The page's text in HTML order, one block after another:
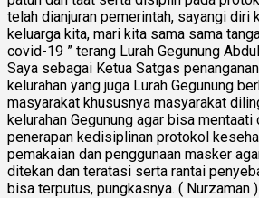
telah dianjuran pemerintah, sayangi diri
keluarga kita, mari kita sama sama
covid-19 ” terang Lurah Gegunung
Saya sebagai Ketua Satgas
kelurahan yang juga Lurah Gegunung
masyarakat khususnya masyarakat
kelurahan Gegunung agar bisa mentaati
penerapan kedisiplinan protokol
pemakaian dan penggunaan masker
ditekan dan teratasi serta rantai
bisa terputus, pungkasnya. ( Nurzaman )